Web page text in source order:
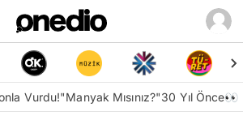
Vurdu!"Manyak Mısınız?"30 Yıl Önce👀